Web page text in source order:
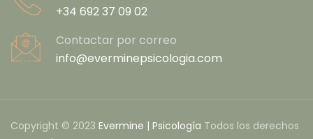
+34 692 37 09 02
Contactar por correo
info@everminepsicologia.com
Copyright © 2023 Evermine | Psicología Todos los derechos